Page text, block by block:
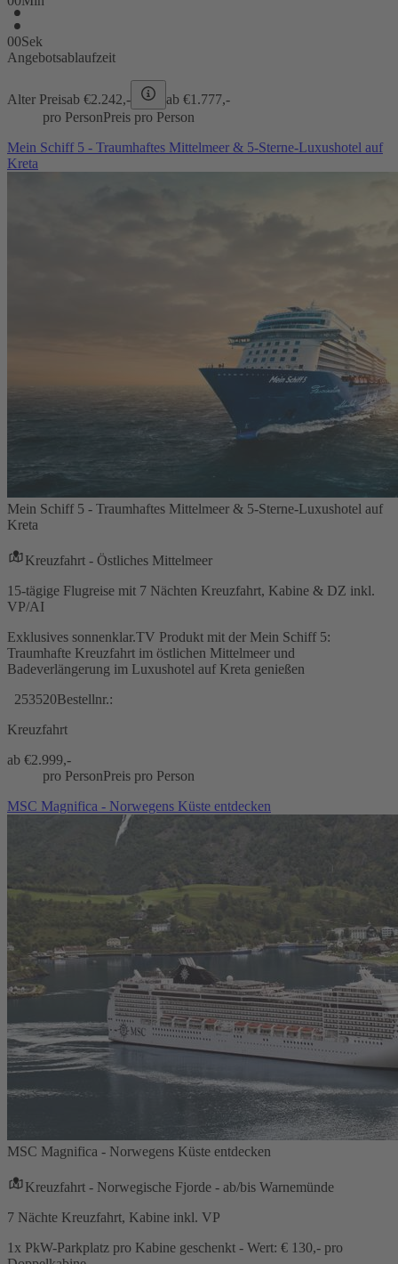
00Sek
Angebotsablaufzeit
Alter Preisab €2.242,- ab €1.777,-
pro PersonPreis pro Person
Mein Schiff 5 - Traumhaftes Mittelmeer & 5-Sterne-Luxushotel auf
Kreta
Mein Schiff 5 - Traumhaftes Mittelmeer & 5-Sterne-Luxushotel auf
Kreta
Kreuzfahrt - Östliches Mittelmeer
15-tägige Flugreise mit 7 Nächten Kreuzfahrt, Kabine & DZ inkl.
VP/AI
Exklusives sonnenklar.TV Produkt mit der Mein Schiff 5:
Traumhafte Kreuzfahrt im östlichen Mittelmeer und
Badeverlängerung im Luxushotel auf Kreta genießen
253520Bestellnr.:
Kreuzfahrt
ab €2.999,-
pro PersonPreis pro Person
MSC Magnifica - Norwegens Küste entdecken
MSC Magnifica - Norwegens Küste entdecken
Kreuzfahrt - Norwegische Fjorde - ab/bis Warnemünde
7 Nächte Kreuzfahrt, Kabine inkl. VP
1x PkW-Parkplatz pro Kabine geschenkt - Wert: € 130,- pro